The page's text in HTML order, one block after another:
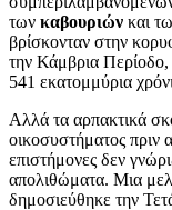
των καβουριών και
βρίσκονταν στην
την Κάμβρια
541 εκατομμύρια
Αλλά τα αρπακτικά
οικοσυστήματος πριν
επιστήμονες δεν
απολιθώματα. Μια
δημοσιεύθηκε την